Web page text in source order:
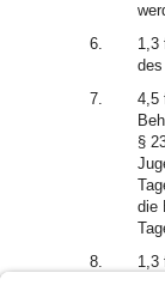
6.
1,3
7.
4,5
§
die
8.
1,3